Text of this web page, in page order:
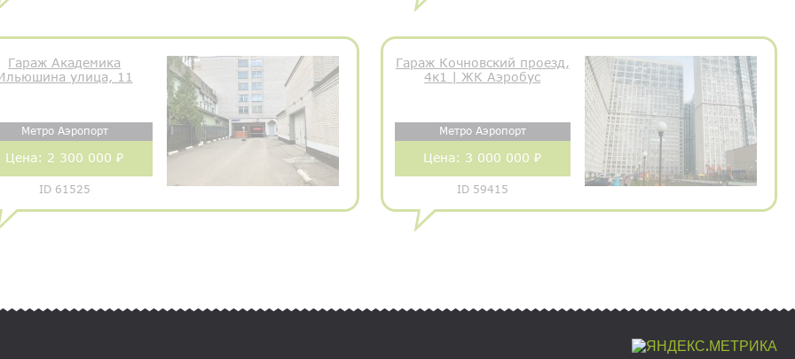
Гараж Академика
улица, 11
Метро Аэропорт
Цена: 2 300 000 ₽
ID 61525
Гараж Кочновский проезд,
4к1 | ЖК Аэробус
Метро Аэропорт
Цена: 3 000 000 ₽
ID 59415